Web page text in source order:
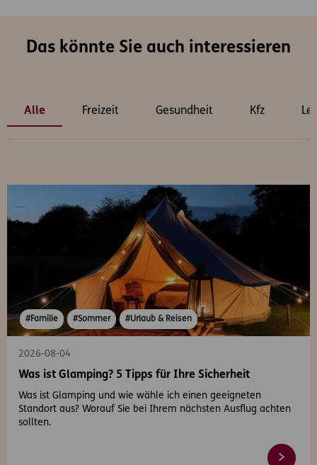
Das könnte Sie auch interessieren
Alle Freizeit Gesundheit Kfz
#Familie #Sommer #Urlaub & Reisen
2026-08-04
Was ist Glamping? 5 Tipps für Ihre Sicherheit
Was ist Glamping und wie wähle ich einen geeigneten
Standort aus? Worauf Sie bei Ihrem nächsten Ausflug achten
sollten.